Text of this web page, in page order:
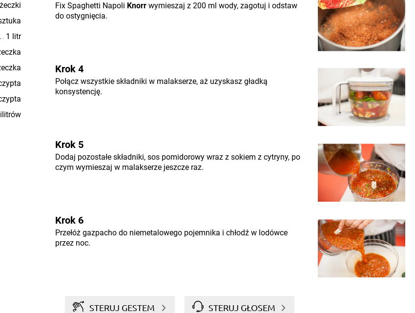
1 litr
Fix Spaghetti Napoli Knorrwymieszaj z 200 ml wody, zagotuj i odstaw
do ostygnięcia.
Krok 4
Połącz wszystkie składniki w malakserze, aż uzyskasz gładką
konsystencję.
Krok 5
Dodaj pozostałe składniki, sos pomidorowy wraz z sokiem z cytryny, po
czym wymieszaj w malakserze jeszcze raz.
Krok 6
Przełóż gazpacho do niemetalowego pojemnika i chłodź w lodówce
przez noc.
STERUJ GESTEM STERUJ GŁOSEM